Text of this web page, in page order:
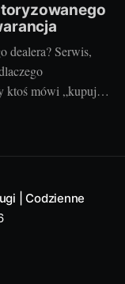
dealera? Serwis,
ktoś mówi „kupuj u
tylko praktyka. W
kompatybilność i
| Codzienne